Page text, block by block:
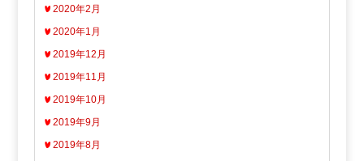
2020年2月
2020年1月
2019年12月
2019年11月
2019年10月
2019年9月
2019年8月